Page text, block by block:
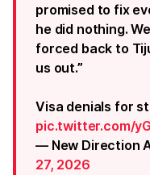
promised to fix
he did nothing.
forced back to
us out.”
Visa denials for
pic.twitter.com/
— New Direction
27, 2026